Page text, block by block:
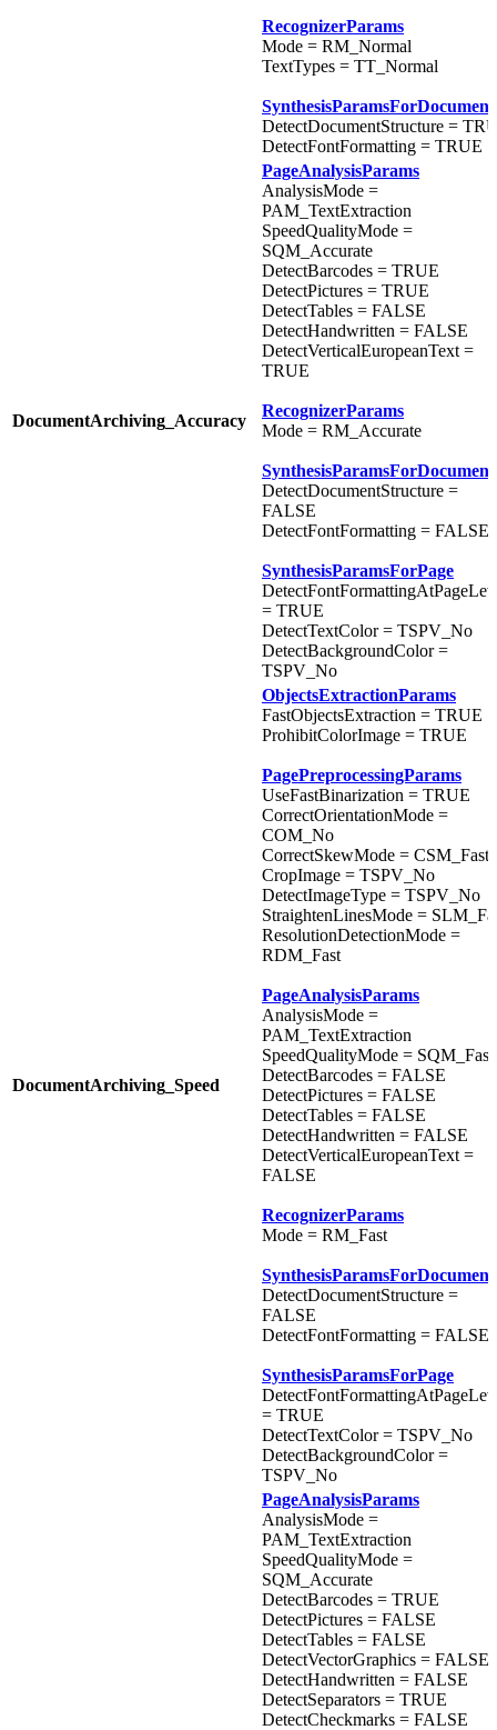
RecognizerParams
Mode = RM_Normal
TextTypes = TT_Normal
SynthesisParamsForDocument
DetectDocumentStructure =
DetectFontFormatting = TRUE
DocumentArchiving_Accuracy
PageAnalysisParams
AnalysisMode =
PAM_TextExtraction
SpeedQualityMode =
SQM_Accurate
DetectBarcodes = TRUE
DetectPictures = TRUE
DetectTables = FALSE
DetectHandwritten = FALSE
DetectVerticalEuropeanText =
TRUE
RecognizerParams
Mode = RM_Accurate
SynthesisParamsForDocument
DetectDocumentStructure =
FALSE
DetectFontFormatting = FALSE
SynthesisParamsForPage
= TRUE
DetectTextColor = TSPV_No
DetectBackgroundColor =
TSPV_No
DocumentArchiving_Speed
ObjectsExtractionParams
FastObjectsExtraction = TRUE
ProhibitColorImage = TRUE
PagePreprocessingParams
UseFastBinarization = TRUE
CorrectOrientationMode =
COM_No
CorrectSkewMode = CSM_Fast
CropImage = TSPV_No
DetectImageType = TSPV_No
StraightenLinesMode =
ResolutionDetectionMode =
RDM_Fast
PageAnalysisParams
AnalysisMode =
PAM_TextExtraction
SpeedQualityMode = SQM_Fast
DetectBarcodes = FALSE
DetectPictures = FALSE
DetectTables = FALSE
DetectHandwritten = FALSE
DetectVerticalEuropeanText =
FALSE
RecognizerParams
Mode = RM_Fast
SynthesisParamsForDocument
DetectDocumentStructure =
FALSE
DetectFontFormatting = FALSE
SynthesisParamsForPage
= TRUE
DetectTextColor = TSPV_No
DetectBackgroundColor =
TSPV_No
PageAnalysisParams
AnalysisMode =
PAM_TextExtraction
SpeedQualityMode =
SQM_Accurate
DetectBarcodes = TRUE
DetectPictures = FALSE
DetectTables = FALSE
DetectVectorGraphics = FALSE
DetectHandwritten = FALSE
DetectSeparators = TRUE
DetectCheckmarks = FALSE